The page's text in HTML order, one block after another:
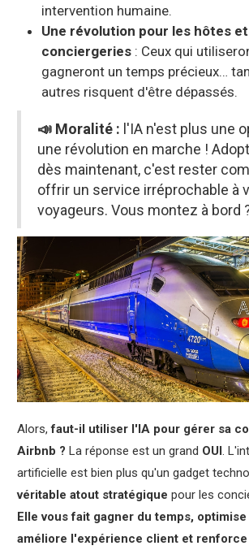
intervention humaine.
Une révolution pour les hôtes
conciergeries: Ceux qui
gagneront un temps précieux…
autres risquent d'être dépassés.
📣 Moralité : l'IA n'est plus une
une révolution en marche !
dès maintenant, c'est rester
offrir un service irréprochable à
voyageurs. Vous montez à bord
Alors,faut-il utiliser l'IA pour gérer sa
Airbnb ? La réponse est un grand OUI .
artificielle est bien plus qu'un gadget
véritable atout stratégique pour les
Elle vous fait gagner du temps,
améliore l'expérience client et